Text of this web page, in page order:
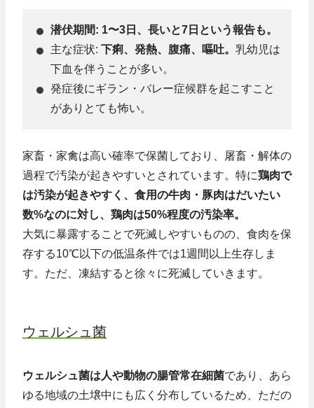
潜伏期間: 1〜3日、長いと7日という報告も。
主な症状: 下痢、発熱、腹痛、嘔吐。 乳幼児は
下血を伴うことが多い。
発症後にギラン・バレー症候群を起こすこと
がありとても怖い。
家畜・家禽は高い確率で保菌しており、屠畜・解体の
過程で汚染が起きやすいとされています。特に鶏肉で
は汚染が起きやすく、食用の牛肉・豚肉はだいたい
数%なのに対し、鶏肉は50%程度の汚染率。
大気に暴露することで死滅しやすいものの、食肉を保
存する10℃以下の低温条件では1週間以上生存しま
す。ただ、凍結すると徐々に死滅していきます。
ウェルシュ菌
ウェルシュ菌は人や動物の腸管常在細菌であり、あら
ゆる地域の土壌中にも広く分布しているため、ただの